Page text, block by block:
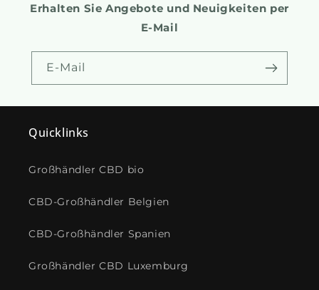
Erhalten Sie Angebote und Neuigkeiten per
E-Mail
E-Mail
Quicklinks
Großhändler CBD bio
CBD-Großhändler Belgien
CBD-Großhändler Spanien
Großhändler CBD Luxemburg